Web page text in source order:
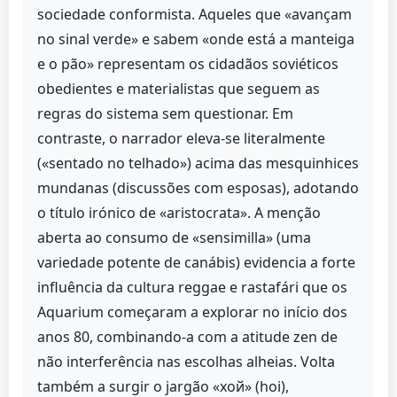
sociedade conformista. Aqueles que «avançam
no sinal verde» e sabem «onde está a manteiga
e o pão» representam os cidadãos soviéticos
obedientes e materialistas que seguem as
regras do sistema sem questionar. Em
contraste, o narrador eleva-se literalmente
(«sentado no telhado») acima das mesquinhices
mundanas (discussões com esposas), adotando
o título irónico de «aristocrata». A menção
aberta ao consumo de «sensimilla» (uma
variedade potente de canábis) evidencia a forte
influência da cultura reggae e rastafári que os
Aquarium começaram a explorar no início dos
anos 80, combinando-a com a atitude zen de
não interferência nas escolhas alheias. Volta
também a surgir o jargão «хой» (hoi),